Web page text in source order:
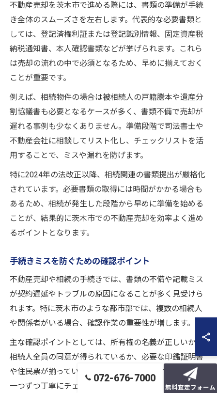
不動産売却を茨木市で進める際には、書類の準備が手続
き全体のスムーズさを左右します。代表的な必要書類と
しては、登記済権利証または登記識別情報、固定資産税
納税通知書、本人確認書類などが挙げられます。これら
は売却の流れの中で必須となるため、早めに揃えておく
ことが重要です。
例えば、相続物件の場合は被相続人の戸籍謄本や遺産分
割協議書も必要となるケースが多く、書類不備で売却が
遅れる事例も少なくありません。準備段階で司法書士や
不動産会社に相談してリスト化し、チェックリストを活
用することで、ミスや漏れを防げます。
特に2024年の法改正以降、相続関連の書類提出が厳格化
されています。必要書類の取得には時間がかかる場合も
あるため、相続が発生した段階から早めに準備を始める
ことが、結果的に茨木市での不動産売却を効率よく進め
るポイントとなります。
手続きミスを防ぐための確認ポイント
不動産売却や相続の手続きでは、書類の不備や記載ミス
が契約遅延やトラブルの原因になることが多く見受けら
れます。特に茨木市のような都市部では、複数の相続人
や関係者がいる場合、確認作業の重要性が増します。
主な確認ポイントとしては、所有権の名義が正しいか、
相続人全員の同意が得られているか、必要な印鑑証明書
や住民票が揃っているかなどが挙げられます。これらを
一つずつ丁寧にチェックすることで、後戻りや追加手続
072-676-7000
無料査定フォーム